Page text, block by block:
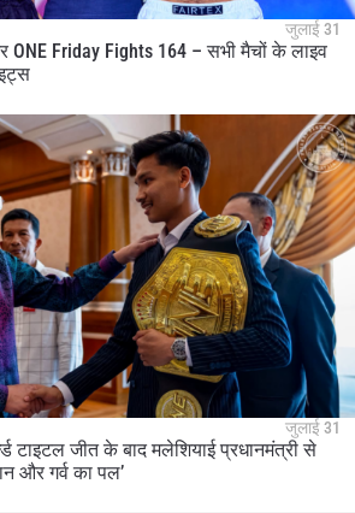
जुलाई 31
ONE Friday Fights 164 – सभी मैचों के लाइव
जुलाई 31
टाइटल जीत के बाद मलेशियाई प्रधानमंत्री से
और गर्व का पल’